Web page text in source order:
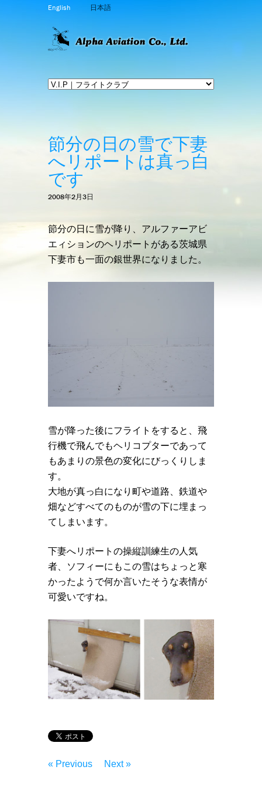
English 日本語
節分の日の雪で下妻
へリポートは真っ白
です
2008年2月3日
節分の日に雪が降り、アルファーアビ
エィションのヘリポートがある茨城県
下妻市も一面の銀世界になりました。
雪が降った後にフライトをすると、飛
行機で飛んでもヘリコプターであって
もあまりの景色の変化にびっくりしま
す。
大地が真っ白になり町や道路、鉄道や
畑などすべてのものが雪の下に埋まっ
てしまいます。
下妻へリポートの操縦訓練生の人気
者、ソフィーにもこの雪はちょっと寒
かったようで何か言いたそうな表情が
可愛いですね。
« Previous Next »